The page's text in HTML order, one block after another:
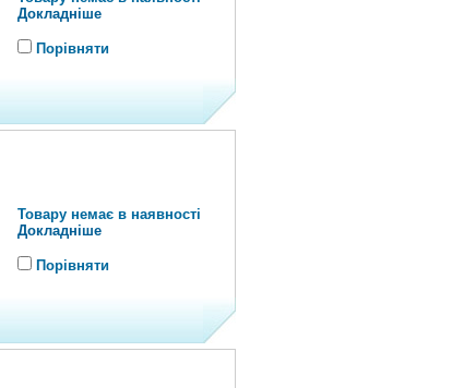
Докладніше
Порівняти
Товару немає в наявності
Докладніше
Порівняти